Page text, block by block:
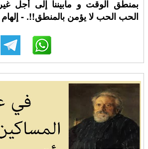
بمنطق الوقت و مابيننا إلى أجل
الحب الحب لا يؤمن بالمنطق!!. - إلهام